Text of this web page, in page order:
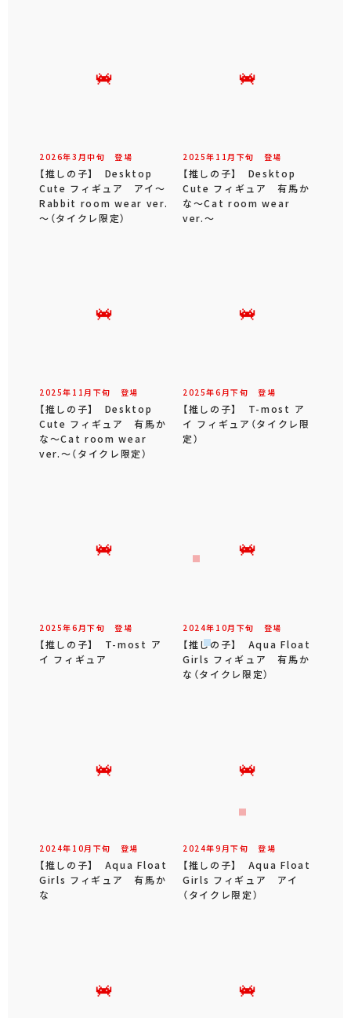
2026年3 月中旬 登場
【推しの子】 Desktop
Cute フィギュア アイ～
Rabbit room wear ver.
～（タイクレ限定）
2025年 11 月 下旬 登場
【推しの子】 Desktop
Cute フィギュア 有馬か
な～Cat room wear
ver.～
2025年 11 月 下旬 登場
【推しの子】 Desktop
Cute フィギュア 有馬か
な～Cat room wear
ver.～（タイクレ限定）
2025年6 月下旬 登場
【推しの子】 T-most ア
イ フィギュア（タイクレ限
定）
2025年6 月下旬 登場
【推しの子】 T-most ア
イ フィギュア
2024年 10月 下旬 登場
【推しの子】 Aqua Float
Girls フィギュア 有馬か
な（タイクレ限定）
2024年 10月 下旬 登場
【推しの子】 Aqua Float
Girls フィギュア 有馬か
な
2024年9 月下旬 登場
【推しの子】 Aqua Float
Girls フィギュア アイ
（タイクレ限定）